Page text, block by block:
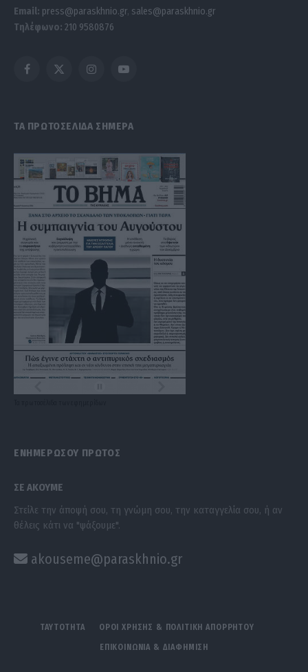
Email: press@paraskhnio.gr, sales@paraskhnio.gr
Τηλέφωνο: 210 9580876
Facebook
X
InstagramYouTube
ΤΑ ΠΡΩΤΟΣΕΛΙΔΑ ΣΗΜΕΡΑ
ΕΝΗΜΕΡΩΣΟΥ ΠΡΩΤΟΣ
ΣΕ ΑΚΟΥΜΕ
Στείλε την άποψή σου, τη γνώμη σου, την καταγγελία σου, ή αν
θέλεις κάτι να "ψάξουμε".
akouseme@paraskhnio.gr
ΤΑΥΤΟΤΗΤΑ ΟΡΟΙ ΧΡΗΣΗΣ & ΠΟΛΙΤΙΚΗ ΑΠΟΡΡΗΤΟΥ
ΕΠΙΚΟΙΝΩΝΙΑ & ΔΙΑΦΗΜΙΣΗ